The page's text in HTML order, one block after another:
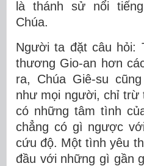
là thánh sử nổi
Chúa.
Người ta đặt câu hỏi:
thương Gio-an hơn
ra, Chúa Giê-su
như mọi người, chỉ trừ
có những tâm tình
chẳng có gì ngược
cứu độ. Một tình yêu
đầu với những gì gần